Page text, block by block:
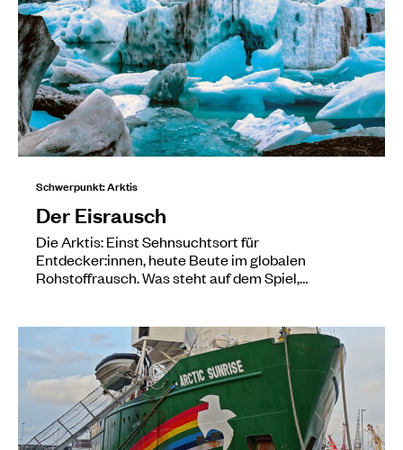
Schwerpunkt: Arktis
Der Eisrausch
Die Arktis: Einst Sehnsuchtsort für
Entdecker:innen, heute Beute im globalen
Rohstoffrausch. Was steht auf dem Spiel,…